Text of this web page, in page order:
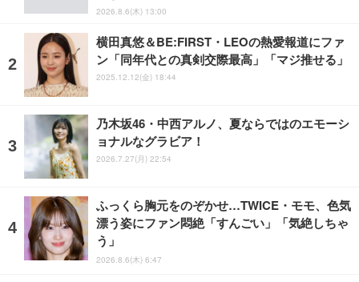
2026.8.6(木) 13:00
横田真悠＆BE:FIRST・LEOの熱愛報道にファ
ン「同年代との真剣交際最高」「マジ推せる」
2025.12.12(金) 18:44
乃木坂46・中西アルノ、夏ならではのエモーシ
ョナルなグラビア！
2026.7.27(月) 22:54
ふっくら胸元をのぞかせ…TWICE・モモ、色気
漂う姿にファン悶絶「すんごい」「気絶しちゃ
う」
2026.8.6(木) 6:47